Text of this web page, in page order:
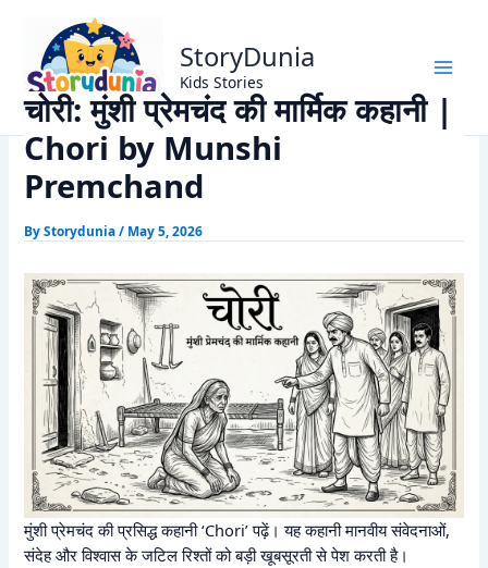
content
StoryDunia
Kids Stories
Home
Munshi Premchand Stories
चोरी: मुंशी प्रेमचंद की मार्मिक कहानी | Chori by Munshi Premchand
चोरी: मुंशी प्रेमचंद की मार्मिक कहानी |
Chori by Munshi
Premchand
ByStorydunia/ May 5, 2026
मुंशी प्रेमचंद की प्रसिद्ध कहानी ‘Chori’ पढ़ें। यह कहानी मानवीय संवेदनाओं,
संदेह और विश्वास के जटिल रिश्तों को बड़ी खूबसूरती से पेश करती है।